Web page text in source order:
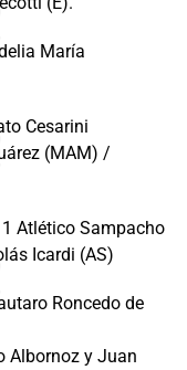
María
Cesarini
(MAM) /
Atlético Sampacho
Icardi (AS)
Roncedo de
Albornoz y Juan